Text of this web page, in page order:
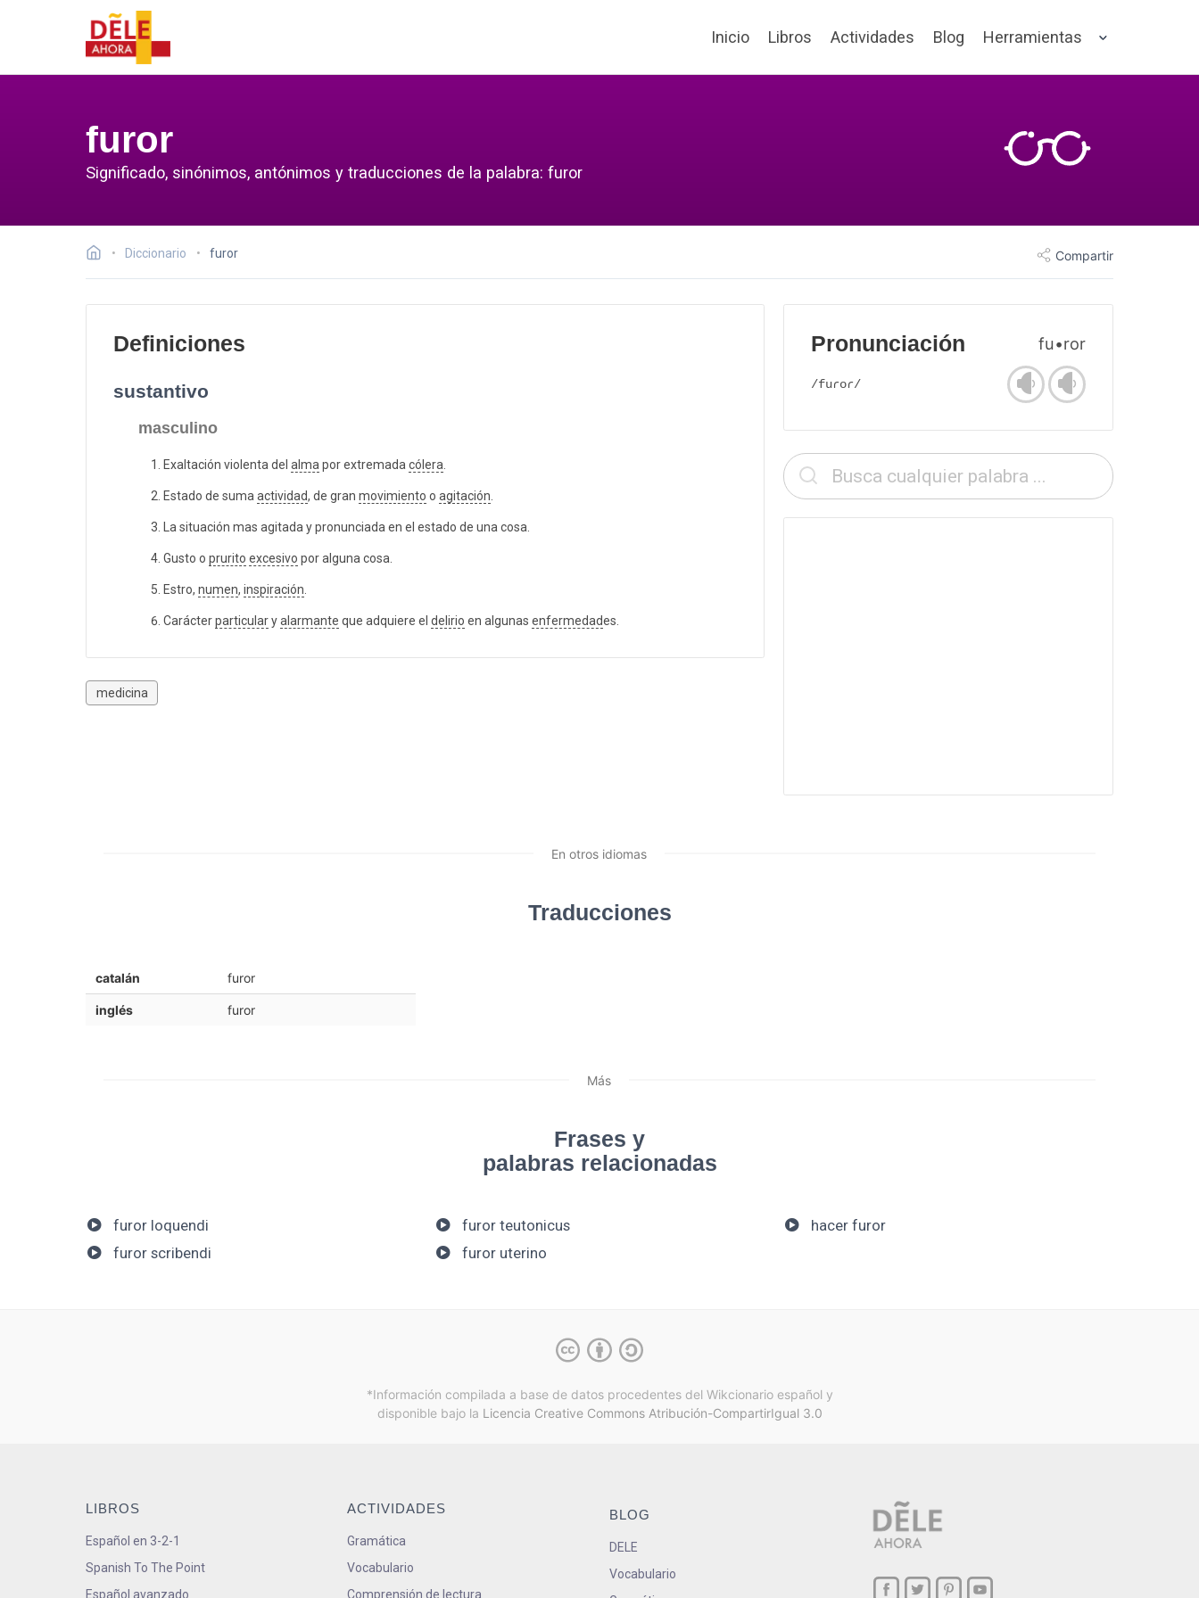
Inicio Libros Actividades Blog Herramientas
furor
Significado, sinónimos, antónimos y traducciones de la palabra: furor
Diccionario furor Compartir
Definiciones
sustantivo
masculino
Exaltación violenta del almapor extremadacólera.
Estado de sumaactividad, de gran movimiento o agitación.
La situación mas agitada y pronunciada en el estado de una cosa.
Gusto o prurito excesivo por alguna cosa.
Estro, numen, inspiración.
Carácterparticularyalarmante que adquiere el delirio en algunas enfermedades.
medicina
Pronunciación fu•ror
/fuɾoɾ/
En otros idiomas
Traducciones
catalán furor
inglés furor
Más
Frases y
palabras relacionadas
furor loquendi
furor scribendi
furor teutonicus
furor uterino
hacer furor
*Información compilada a base de datos procedentes del Wikcionario español y
disponible bajo la Licencia Creative Commons Atribución-CompartirIgual 3.0
LIBROS
Español en 3-2-1
Spanish To The Point
Español avanzado
ACTIVIDADES
Gramática
Vocabulario
Comprensión de lectura
BLOG
DELE
Vocabulario